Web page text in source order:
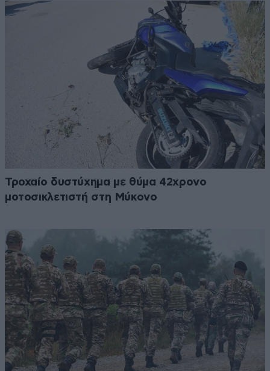
Τροχαίο δυστύχημα με θύμα 42χρονο
μοτοσικλετιστή στη Μύκονο